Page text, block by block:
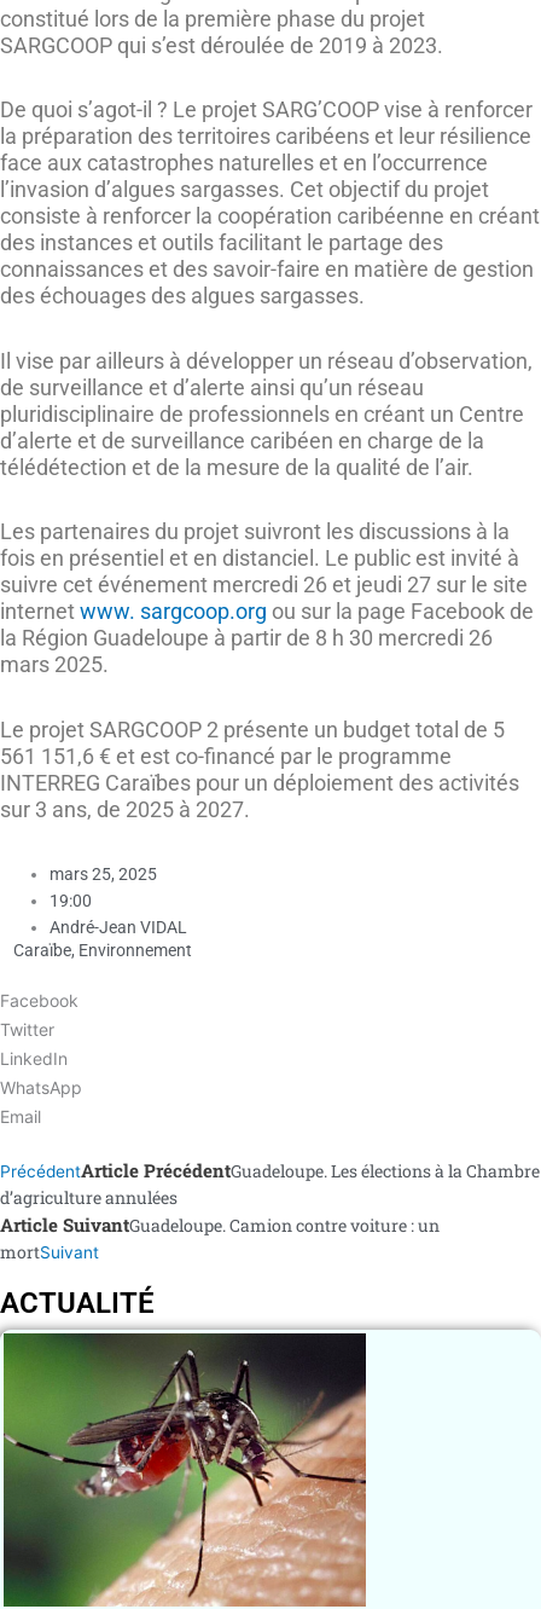
constitué lors de la première phase du projet
SARGCOOP qui s’est déroulée de 2019 à 2023.
De quoi s’agot-il ? Le projet SARG’COOP vise à renforcer
la préparation des territoires caribéens et leur résilience
face aux catastrophes naturelles et en l’occurrence
l’invasion d’algues sargasses. Cet objectif du projet
consiste à renforcer la coopération caribéenne en créant
des instances et outils facilitant le partage des
connaissances et des savoir-faire en matière de gestion
des échouages des algues sargasses.
Il vise par ailleurs à développer un réseau d’observation,
de surveillance et d’alerte ainsi qu’un réseau
pluridisciplinaire de professionnels en créant un Centre
d’alerte et de surveillance caribéen en charge de la
télédétection et de la mesure de la qualité de l’air.
Les partenaires du projet suivront les discussions à la
fois en présentiel et en distanciel. Le public est invité à
suivre cet événement mercredi 26 et jeudi 27 sur le site
internetwww. sargcoop.org ou sur la page Facebook de
la Région Guadeloupe à partir de 8 h 30 mercredi 26
mars 2025.
Le projet SARGCOOP 2 présente un budget total de 5
561 151,6 € et est co-financé par le programme
INTERREG Caraïbes pour un déploiement des activités
sur 3 ans, de 2025 à 2027.
mars 25, 2025
19:00
André-Jean VIDAL
Caraïbe, Environnement
Facebook
Twitter
LinkedIn
WhatsApp
Email
PrécédentArticle PrécédentGuadeloupe. Les élections à la Chambre
d’agriculture annulées
Article SuivantGuadeloupe. Camion contre voiture : un
mortSuivant
ACTUALITÉ